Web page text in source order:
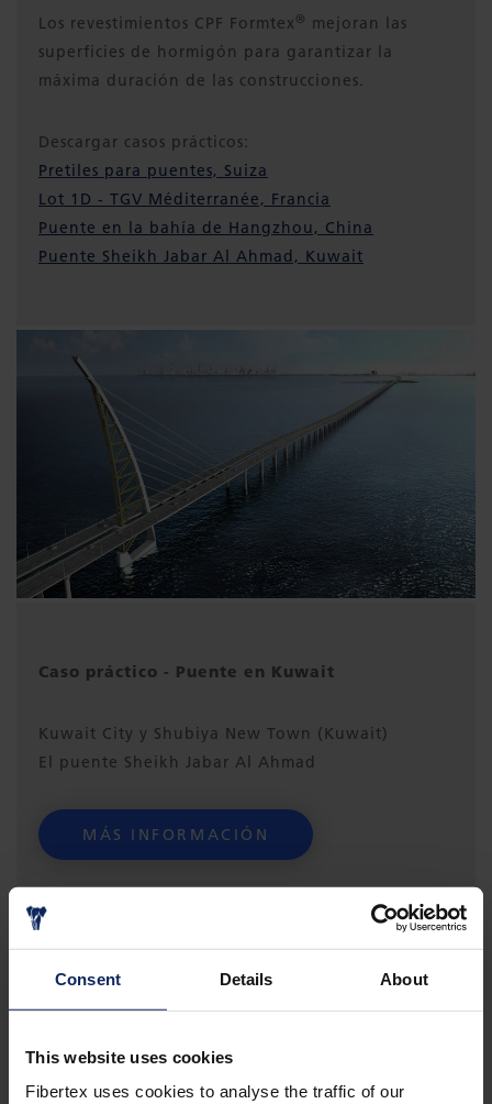
Consent Details About
This website uses cookies
Fibertex uses cookies to analyse the traffic of our
Los revestimientos CPF Formtex ® mejoran las
superficies de hormigón para garantizar la
máxima duración de las construcciones.
Descargar casos prácticos:
Pretiles para puentes, Suiza
Lot 1D - TGV Méditerranée, Francia
Puente en la bahía de Hangzhou, China
Puente Sheikh Jabar Al Ahmad, Kuwait
Caso práctico - Puente en Kuwait
Kuwait City y Shubiya New Town (Kuwait)
El puente Sheikh Jabar Al Ahmad
MÁS INFORMACIÓN